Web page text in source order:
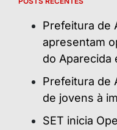
Prefeitura de
apresentam
do Aparecida
Prefeitura de
de jovens à
SET inicia